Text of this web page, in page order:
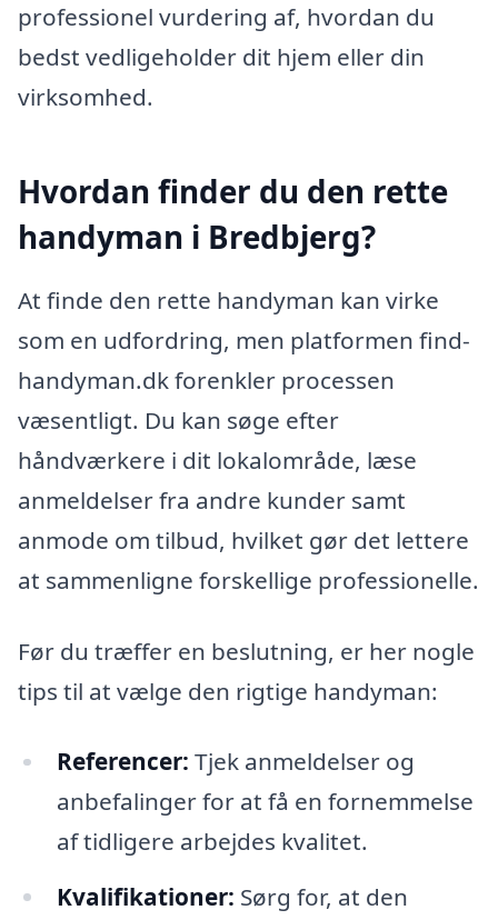
professionel vurdering af, hvordan du
bedst vedligeholder dit hjem eller din
virksomhed.
Hvordan finder du den rette
handyman i Bredbjerg?
At finde den rette handyman kan virke
som en udfordring, men platformen find-
handyman.dk forenkler processen
væsentligt. Du kan søge efter
håndværkere i dit lokalområde, læse
anmeldelser fra andre kunder samt
anmode om tilbud, hvilket gør det lettere
at sammenligne forskellige professionelle.
Før du træffer en beslutning, er her nogle
tips til at vælge den rigtige handyman:
Referencer: Tjek anmeldelser og
anbefalinger for at få en fornemmelse
af tidligere arbejdes kvalitet.
Kvalifikationer: Sørg for, at den